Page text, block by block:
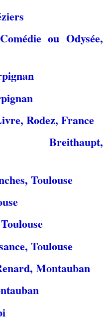
ou Odysée,
Rodez, France
Breithaupt,
Toulouse
Toulouse
Montauban